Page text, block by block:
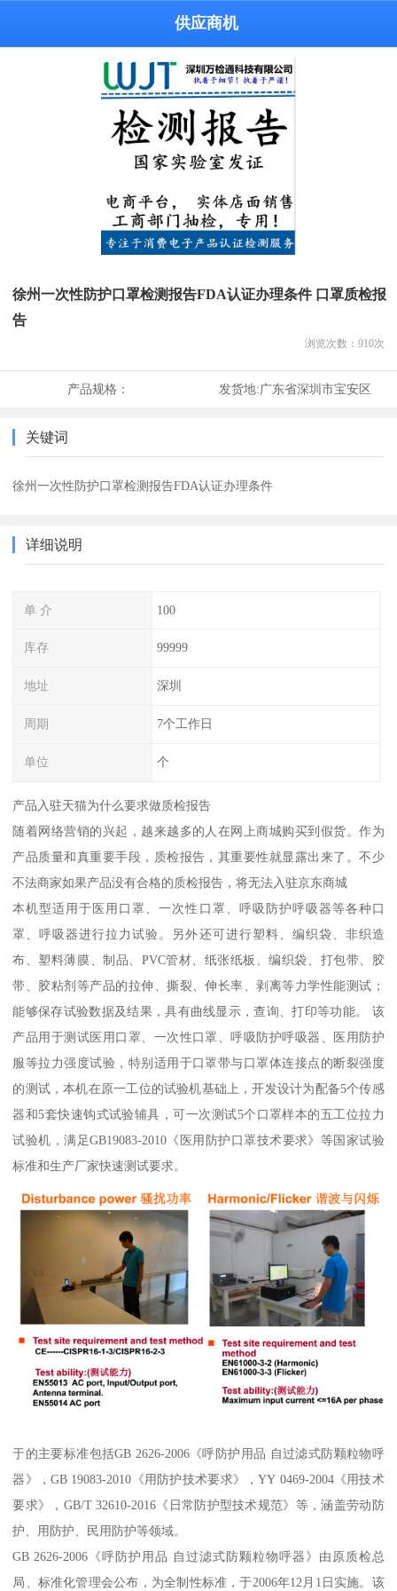
供应商机
徐州一次性防护口罩检测报告FDA认证办理条件 口罩质检报
告
浏览次数： 910次
产品规格： 发货地:广东省深圳市宝安区
关键词
徐州一次性防护口罩检测报告FDA认证办理条件
详细说明
单 介 100
库存 99999
地址 深圳
周期 7个工作日
单位 个
产品入驻天猫为什么要求做质检报告
随着网络营销的兴起，越来越多的人在网上商城购买到假货。作为
产品质量和真重要手段，质检报告，其重要性就显露出来了。不少
不法商家如果产品没有合格的质检报告，将无法入驻京东商城
本机型适用于医用口罩、一次性口罩、呼吸防护呼吸器等各种口
罩、呼吸器进行拉力试验。另外还可进行塑料、编织袋、非织造
布、塑料薄膜、制品、PVC管材、纸张纸板、编织袋、打包带、胶
带、胶粘剂等产品的拉伸、撕裂、伸长率、剥离等力学性能测试；
能够保存试验数据及结果，具有曲线显示，查询、打印等功能。 该
产品用于测试医用口罩、一次性口罩、呼吸防护呼吸器、医用防护
服等拉力强度试验，特别适用于口罩带与口罩体连接点的断裂强度
的测试，本机在原一工位的试验机基础上，开发设计为配备5个传感
器和5套快速钩式试验辅具，可一次测试5个口罩样本的五工位拉力
试验机，满足GB19083-2010《医用防护口罩技术要求》等国家试验
标准和生产厂家快速测试要求。
于的主要标准包括GB 2626-2006《呼防护用品 自过滤式防颗粒物呼
器》，GB 19083-2010《用防护技术要求》，YY 0469-2004《用技术
要求》，GB/T 32610-2016《日常防护型技术规范》等，涵盖劳动防
护、用防护、民用防护等领域。
GB 2626-2006《呼防护用品 自过滤式防颗粒物呼器》由原质检总
局、标准化管理会公布，为全制性标准，于2006年12月1日实施。该